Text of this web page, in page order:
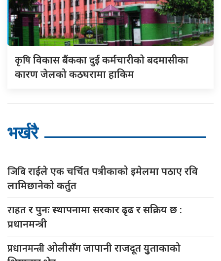
कृषिविकास बैंकका दुई कर्मचारीकाे बदमासीका
कारण जेलको कठघरामा हाकिम
भर्खरै
जिबिराईले एक चर्चित पत्रीकाको इमेलमा पठाए रवि
लामिछानेको कर्तुत
राहतर पुनः स्थापनामा सरकार ढृढ र सक्रिय छ :
प्रधानमन्त्री
प्रधानमन्त्रीओलीसँग जापानी राजदूत युुताकाको